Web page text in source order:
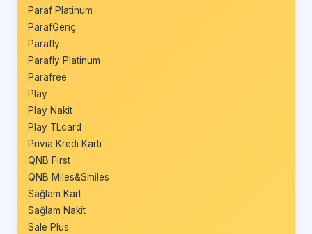
Paraf Platinum
ParafGenç
Parafly
Parafly Platinum
Parafree
Play
Play Nakit
Play TLcard
Privia Kredi Kartı
QNB First
QNB Miles&Smiles
Sağlam Kart
Sağlam Nakit
Sale Plus